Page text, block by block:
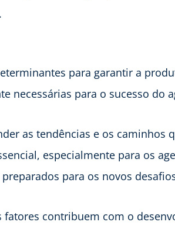
.
para garantir a
necessárias para o sucesso do
as tendências e os caminhos
especialmente para os
para os novos
fatores contribuem com o